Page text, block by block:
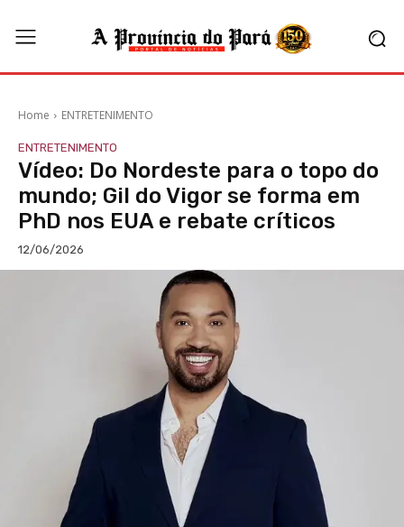
Home ENTRETENIMENTO
ENTRETENIMENTO
Vídeo: Do Nordeste para o topo do
mundo; Gil do Vigor se forma em
PhD nos EUA e rebate críticos
12/06/2026